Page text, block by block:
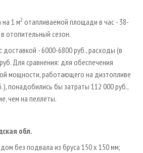
1 м2 отапливаемой площади в час - 38-
отопительный сезон.
- 6000-6800 руб., расходы (в
Для сравнения: для обеспечения
мощности, работающего на дизтопливе
понадобились бы затраты 112 000 руб.,
чем на пеллеты.
обл.
без подвала из бруса 150 х 150 мм;